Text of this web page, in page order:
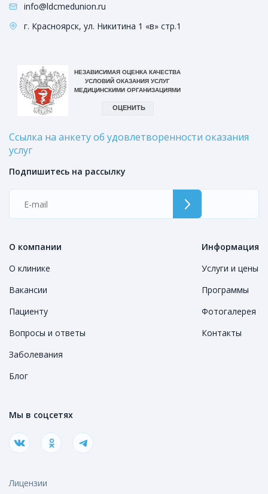
info@ldcmedunion.ru
г. Красноярск, ул. Никитина 1 «в» стр.1
Ссылка на анкету об удовлетворенности оказания
услуг
О компании
О клинике
Вакансии
Пациенту
Вопросы и ответы
Заболевания
Блог
Информация
Услуги и цены
Программы
Фотогалерея
Контакты
Подпишитесь на рассылку
Мы в соцсетях
Лицензии